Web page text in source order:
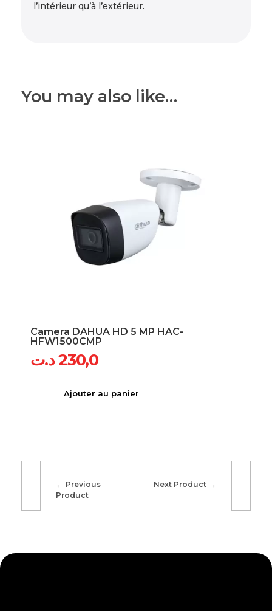
l’intérieur qu’à l’extérieur.
You may also like…
Camera DAHUA HD 5 MP HAC-
HFW1500CMP
230,0د.ت
Ajouter au panier
Previous
Product
Next Product